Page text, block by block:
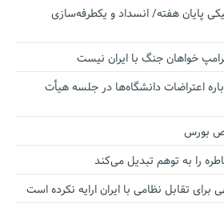
پایان هفته/ انسداد و یکطرفه‌سازی
خواهان جنگ با ایران نیست
اعتراضات دانشگاه‌ها در جلسه هیأت
را به توهم تبدیل می‌کند
تقابل نظامی با ایران ارایه نکرده است